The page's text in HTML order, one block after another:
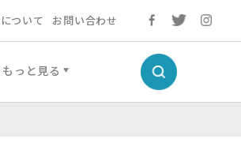
ついて お問い合わせ
もっと見る